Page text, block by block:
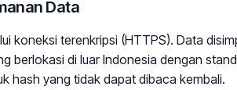
Data
koneksi terenkripsi (HTTPS). Data
berlokasi di luar Indonesia dengan
hash yang tidak dapat dibaca kembali.